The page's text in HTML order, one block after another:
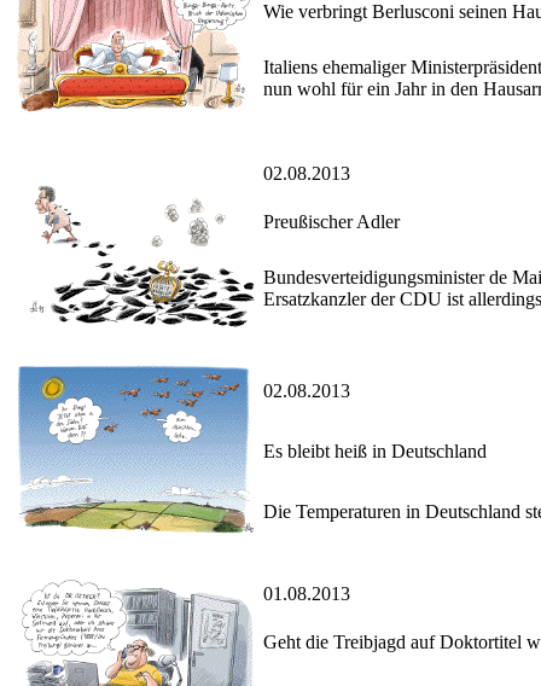
Wie verbringt Berlusconi seinen
Italiens ehemaliger
nun wohl für ein Jahr in den
02.08.2013
Preußischer Adler
Bundesverteidigungsminister de
Ersatzkanzler der CDU ist
02.08.2013
Es bleibt heiß in Deutschland
Die Temperaturen in Deutschland
01.08.2013
Geht die Treibjagd auf Doktortitel